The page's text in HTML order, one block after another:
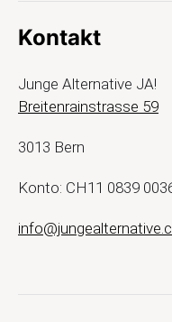
Kontakt
Junge Alternative JA!
Breitenrainstrasse 59
3013 Bern
Konto: CH11 0839